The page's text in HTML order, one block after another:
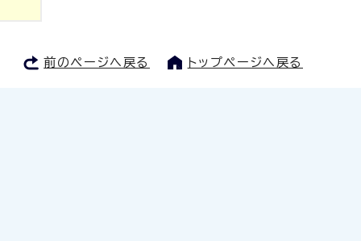
前のページへ戻る トップページへ戻る